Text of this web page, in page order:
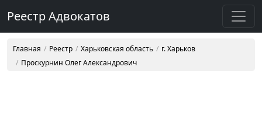
Реестр Адвокатов
Главная Реестр Харьковская область
г. Харьков
Проскурнин Олег Александрович